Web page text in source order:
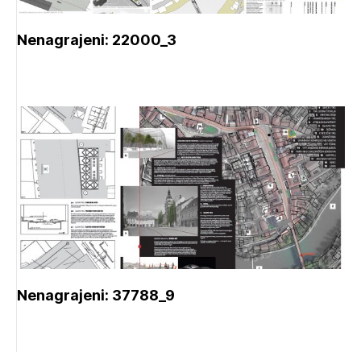
Nenagrajeni: 22000_3
Nenagrajeni: 37788_9